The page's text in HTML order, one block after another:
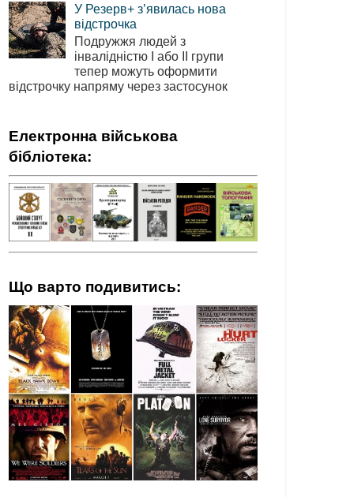
У Резерв+ з’явилась нова
відстрочка
Подружжя людей з
інвалідністю І або ІІ групи
тепер можуть оформити
відстрочку напряму через застосунок
Електронна військова
бібліотека:
Що варто подивитись: